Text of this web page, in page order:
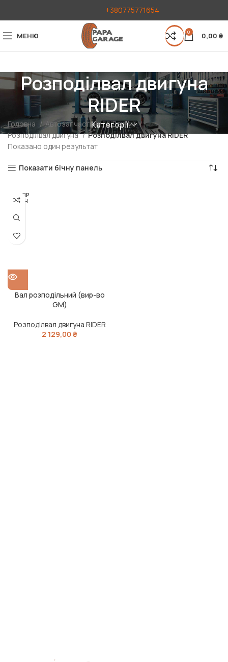
+380775771654
МЕНЮ 0 0,00 ₴
Розподілвал двигуна
RIDER
Категорії
Головна Автозапчастини
Двигун
Розподілвал двигуна
Розподілвал двигуна RIDER
Показано один результат
Показати бічну панель
РОЗПР
ОДАН
Вал розподільний (вир-во
GM)
Розподілвал двигуна RIDER
2 129,00 ₴